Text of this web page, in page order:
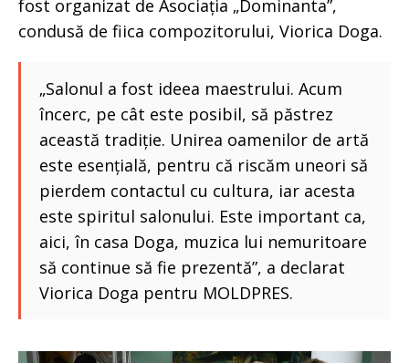
fost organizat de Asociația „Dominanta”,
condusă de fiica compozitorului, Viorica Doga.
„Salonul a fost ideea maestrului. Acum
încerc, pe cât este posibil, să păstrez
această tradiție. Unirea oamenilor de artă
este esențială, pentru că riscăm uneori să
pierdem contactul cu cultura, iar acesta
este spiritul salonului. Este important ca,
aici, în casa Doga, muzica lui nemuritoare
să continue să fie prezentă”, a declarat
Viorica Doga pentru MOLDPRES.